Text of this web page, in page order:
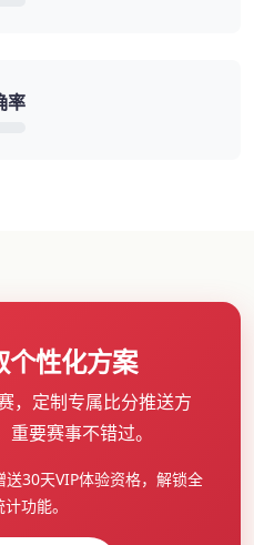
率
个性化方案
，定制专属比分推送方
要赛事不错过。
30天VIP体验资格，解锁全
功能。